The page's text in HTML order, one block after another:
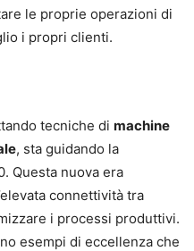
le proprie operazioni di
i propri clienti.
tecniche di machine
, sta guidando la
Questa nuova era
connettività tra
i processi produttivi.
esempi di eccellenza che